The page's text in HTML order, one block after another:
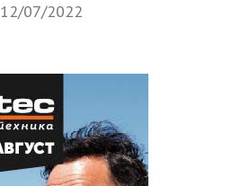
12/07/2022